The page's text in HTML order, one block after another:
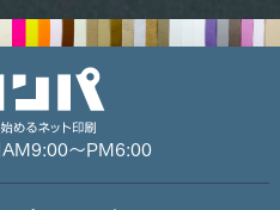
AM9:00～PM6:00